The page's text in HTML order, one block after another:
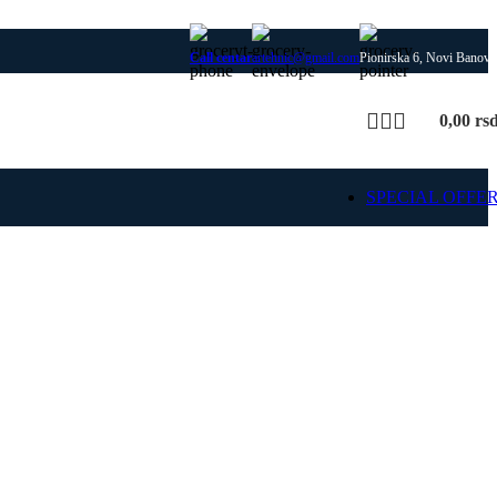
Call centarartehnic@gmail.comPionirska 6, Novi
0,00
SPECIAL